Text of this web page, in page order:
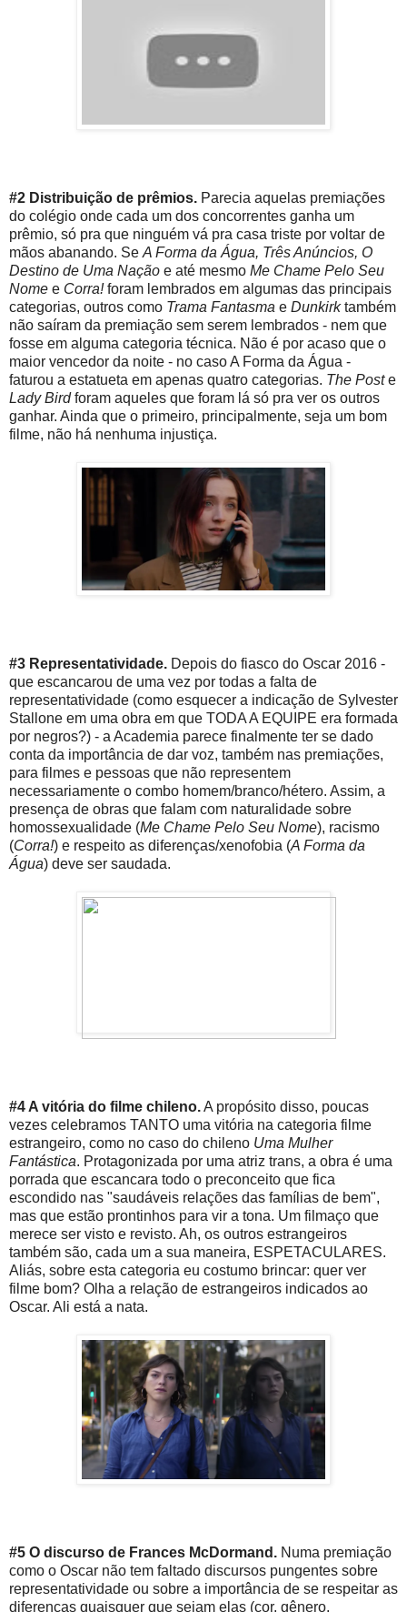
#2 Distribuição de prêmios. Parecia aquelas premiações
do colégio onde cada um dos concorrentes ganha um
prêmio, só pra que ninguém vá pra casa triste por voltar de
mãos abanando. Se A Forma da Água, Três Anúncios, O
Destino de Uma Nação e até mesmo Me Chame Pelo Seu
Nome e Corra!foram lembrados em algumas das principais
categorias, outros como Trama Fantasma e Dunkirktambém
não saíram da premiação sem serem lembrados - nem que
fosse em alguma categoria técnica. Não é por acaso que o
maior vencedor da noite - no caso A Forma da Água -
faturou a estatueta em apenas quatro categorias. The Poste
Lady Birdforam aqueles que foram lá só pra ver os outros
ganhar. Ainda que o primeiro, principalmente, seja um bom
filme, não há nenhuma injustiça.
#3 Representatividade. Depois do fiasco do Oscar 2016 -
que escancarou de uma vez por todas a falta de
representatividade (como esquecer a indicação de Sylvester
Stallone em uma obra em que TODA A EQUIPE era formada
por negros?) - a Academia parece finalmente ter se dado
conta da importância de dar voz, também nas premiações,
para filmes e pessoas que não representem
necessariamente o combo homem/branco/hétero. Assim, a
presença de obras que falam com naturalidade sobre
homossexualidade (Me Chame Pelo Seu Nome), racismo
(Corra!) e respeito as diferenças/xenofobia (A Forma da
Água) deve ser saudada.
#4 A vitória do filme chileno.A propósito disso, poucas
vezes celebramos TANTO uma vitória na categoria filme
estrangeiro, como no caso do chileno Uma Mulher
Fantástica. Protagonizada por uma atriz trans, a obra é uma
porrada que escancara todo o preconceito que fica
escondido nas "saudáveis relações das famílias de bem",
mas que estão prontinhos para vir a tona. Um filmaço que
merece ser visto e revisto. Ah, os outros estrangeiros
também são, cada um a sua maneira, ESPETACULARES.
Aliás, sobre esta categoria eu costumo brincar: quer ver
filme bom? Olha a relação de estrangeiros indicados ao
Oscar. Ali está a nata.
#5 O discurso de Frances McDormand. Numa premiação
como o Oscar não tem faltado discursos pungentes sobre
representatividade ou sobre a importância de se respeitar as
diferenças quaisquer que sejam elas (cor, gênero,